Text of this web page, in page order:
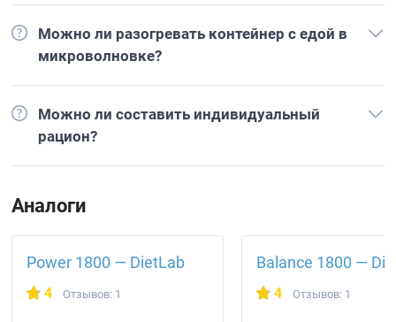
Можно ли разогревать контейнер с едой в
микроволновке?
Можно ли составить индивидуальный
рацион?
Аналоги
Power 1800 — DietLab
4 Отзывов: 1
Balance 1800 —
4 Отзывов: 1